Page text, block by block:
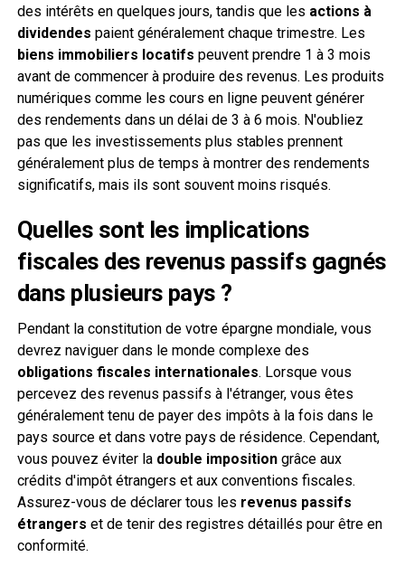
des intérêts en quelques jours, tandis que les actions à
dividendes paient généralement chaque trimestre. Les
biens immobiliers locatifs peuvent prendre 1 à 3 mois
avant de commencer à produire des revenus. Les produits
numériques comme les cours en ligne peuvent générer
des rendements dans un délai de 3 à 6 mois. N'oubliez
pas que les investissements plus stables prennent
généralement plus de temps à montrer des rendements
significatifs, mais ils sont souvent moins risqués.
Quelles sont les implications
fiscales des revenus passifs gagnés
dans plusieurs pays ?
Pendant la constitution de votre épargne mondiale, vous
devrez naviguer dans le monde complexe des
obligations fiscales internationales. Lorsque vous
percevez des revenus passifs à l'étranger, vous êtes
généralement tenu de payer des impôts à la fois dans le
pays source et dans votre pays de résidence. Cependant,
vous pouvez éviter la double impositiongrâce aux
crédits d'impôt étrangers et aux conventions fiscales.
Assurez-vous de déclarer tous les revenus passifs
étrangers et de tenir des registres détaillés pour être en
conformité.